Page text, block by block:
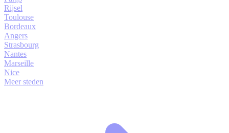
Rijsel
Toulouse
Bordeaux
Angers
Strasbourg
Nantes
Marseille
Nice
Meer steden